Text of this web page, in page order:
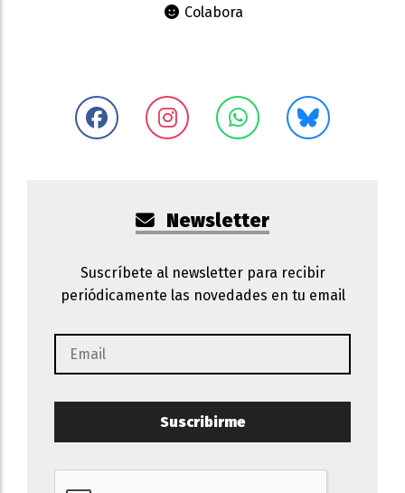
Colabora
Newsletter
Suscríbete al newsletter para recibir
periódicamente las novedades en tu email
Suscribirme